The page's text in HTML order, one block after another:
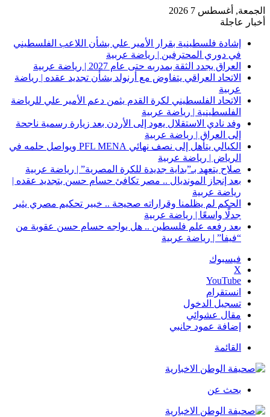
الجمعة, أغسطس 7 2026
أخبار عاجلة
إشادة فلسطينية بقرار الأمير علي بشأن اللاعب الفلسطيني
في دوري المحترفين | رياضة عربية
العراق يجدد الثقة بمدربه حتى عام 2027 | رياضة عربية
الاتحاد العراقي يتفاوض مع أرنولد بشأن تجديد عقده | رياضة
عربية
الاتحاد الفلسطيني لكرة القدم يثمن دعم الأمير علي للرياضة
الفلسطينية | رياضة عربية
وفد نادي الاستقلال يعود إلى الأردن بعد زيارة رسمية ناجحة
إلى العراق | رياضة عربية
الكيالي يتأهل إلى نصف نهائي PFL MENA ويواصل حلمه في
الرياض | رياضة عربية
صلاح يتعهد بـ”بداية جديدة للكرة المصرية” | رياضة عربية
بعد إنجاز المونديال .. مصر تكافئ حسام حسن بتجديد عقده |
رياضة عربية
الحكم لم يظلمنا وقراراته صحيحة .. خبير تحكيم مصري يثير
جدلًا واسعًا | رياضة عربية
بعد رفعه علم فلسطين .. هل يواجه حسام حسن عقوبة من
“فيفا” | رياضة عربية
فيسبوك
‫X
‫YouTube
انستقرام
تسجيل الدخول
مقال عشوائي
إضافة عمود جانبي
القائمة
بحث عن